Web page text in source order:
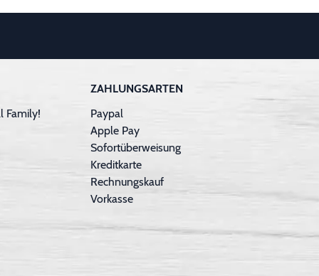
Family!
ZAHLUNGSARTEN
Paypal
Apple Pay
Sofortüberweisung
Kreditkarte
Rechnungskauf
Vorkasse